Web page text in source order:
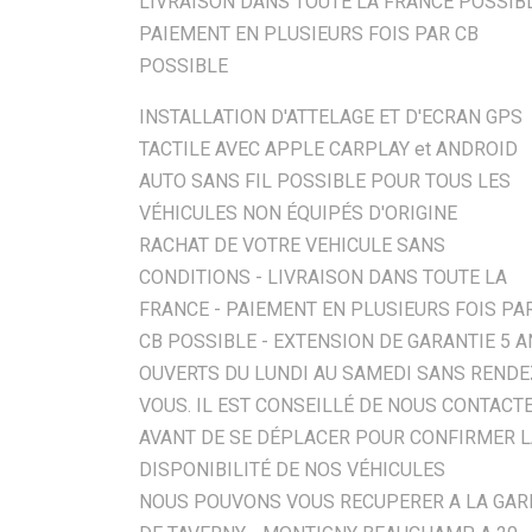
PAIEMENT EN PLUSIEURS FOIS PAR CB
POSSIBLE
INSTALLATION D'ATTELAGE ET D'ECRAN GPS
TACTILE AVEC APPLE CARPLAY et ANDROID
AUTO SANS FIL POSSIBLE POUR TOUS LES
VÉHICULES NON ÉQUIPÉS D'ORIGINE
RACHAT DE VOTRE VEHICULE SANS
CONDITIONS - LIVRAISON DANS TOUTE LA
FRANCE - PAIEMENT EN PLUSIEURS FOIS
CB POSSIBLE - EXTENSION DE GARANTIE 5
OUVERTS DU LUNDI AU SAMEDI SANS
VOUS. IL EST CONSEILLÉ DE NOUS
AVANT DE SE DÉPLACER POUR CONFIRMER
DISPONIBILITÉ DE NOS VÉHICULES
NOUS POUVONS VOUS RECUPERER A LA